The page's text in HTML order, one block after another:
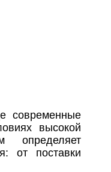
современные
высокой
определяет
от поставки